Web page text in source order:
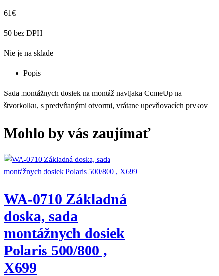
61€
50 bez DPH
Nie je na sklade
Popis
Sada montážnych dosiek na montáž navijaka ComeUp na
štvorkolku, s predvŕtanými otvormi, vrátane upevňovacích prvkov
Mohlo by vás zaujímať
WA-0710 Základná
doska, sada
montážnych dosiek
Polaris 500/800 ,
X699